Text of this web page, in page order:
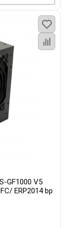
GF1000 V5
ERP2014 bp